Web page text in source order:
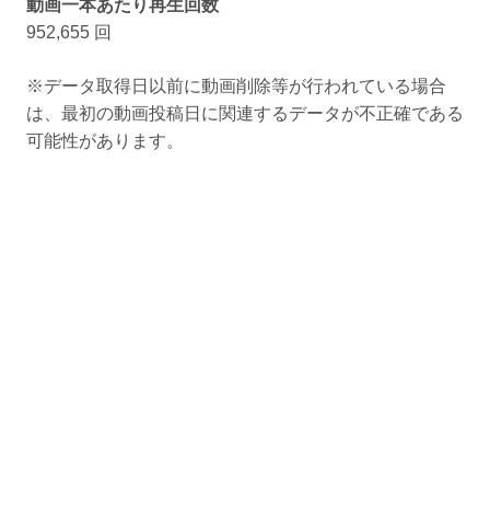
動画一本あたり再生回数
952,655 回
※データ取得日以前に動画削除等が行われている場合
は、最初の動画投稿日に関連するデータが不正確である
可能性があります。